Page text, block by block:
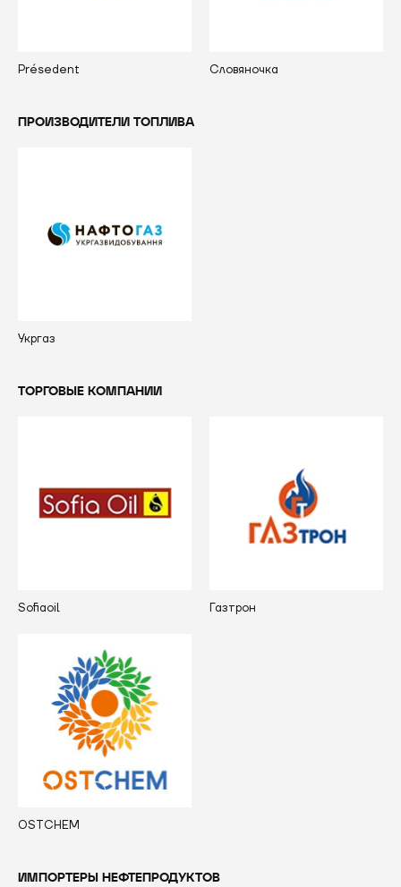
Présedent Словяночка
ПРОИЗВОДИТЕЛИ ТОПЛИВА
Укргаз
ТОРГОВЫЕ КОМПАНИИ
Sofiaoil Газтрон
OSTCHEM
ИМПОРТЕРЫ НЕФТЕПРОДУКТОВ